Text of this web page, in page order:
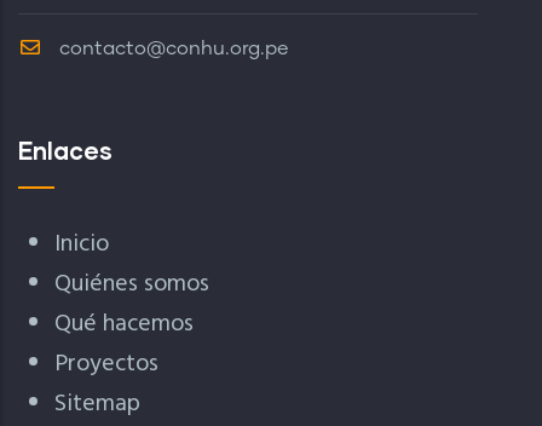
contacto@conhu.org.pe
Enlaces
Inicio
Quiénes somos
Qué hacemos
Proyectos
Sitemap